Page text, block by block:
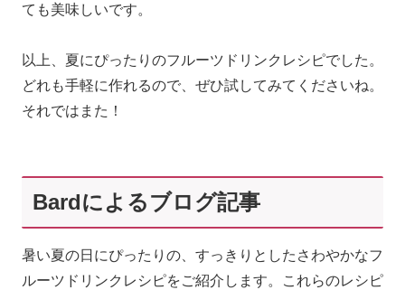
ても美味しいです。
以上、夏にぴったりのフルーツドリンクレシピでした。
どれも手軽に作れるので、ぜひ試してみてくださいね。
それではまた！
Bardによるブログ記事
暑い夏の日にぴったりの、すっきりとしたさわやかなフ
ルーツドリンクレシピをご紹介します。これらのレシピ